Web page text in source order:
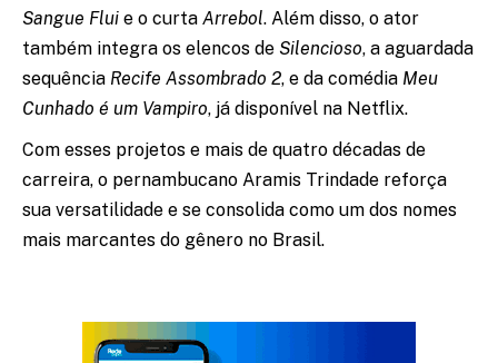
Sangue Flui e o curta Arrebol. Além disso, o ator
também integra os elencos de Silencioso, a aguardada
sequência Recife Assombrado 2, e da comédia Meu
Cunhado é um Vampiro, já disponível na Netflix.
Com esses projetos e mais de quatro décadas de
carreira, o pernambucano Aramis Trindade reforça
sua versatilidade e se consolida como um dos nomes
mais marcantes do gênero no Brasil.